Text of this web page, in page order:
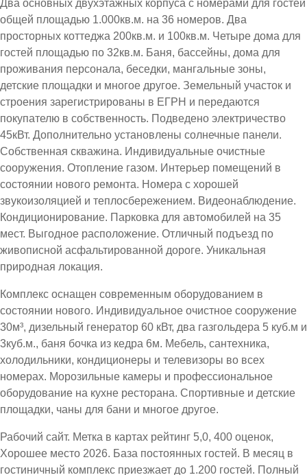
Два основных двухэтажных корпуса с номерами для гостей
общей площадью 1.000кв.м. на 36 номеров. Два
просторных коттеджа 200кв.м. и 100кв.м. Четыре дома для
гостей площадью по 32кв.м. Баня, бассейны, дома для
проживания персонала, беседки, мангальные зоны,
детские площадки и многое другое. Земельный участок и
строения зарегистрированы в ЕГРН и передаются
покупателю в собственность. Подведено электричество
45кВт. Дополнительно установлены солнечные панели.
Собственная скважина. Индивидуальные очистные
сооружения. Отопление газом. Интерьер помещений в
состоянии нового ремонта. Номера с хорошей
звукоизоляцией и теплосбережением. Видеонаблюдение.
Кондиционирование. Парковка для автомобилей на 35
мест. Выгодное расположение. Отличный подъезд по
живописной асфальтированной дороге. Уникальная
природная локация.
Комплекс оснащен современным оборудованием в
состоянии нового. Индивидуальное очистное сооружение
30м³, дизельный генератор 60 кВт, два газгольдера 5 куб.м и
3куб.м., баня бочка из кедра 6м. Мебель, сантехника,
холодильники, кондиционеры и телевизоры во всех
номерах. Морозильные камеры и профессиональное
оборудование на кухне ресторана. Спортивные и детские
площадки, чаны для бани и многое другое.
Рабочий сайт. Метка в картах рейтинг 5,0, 400 оценок,
Хорошее место 2026. База постоянных гостей. В месяц в
гостиничный комплекс приезжает до 1.200 гостей. Полный